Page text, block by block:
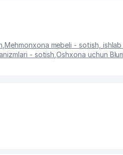
,Mehmonxona mebeli - sotish,
- sotish ,Oshxona uchun